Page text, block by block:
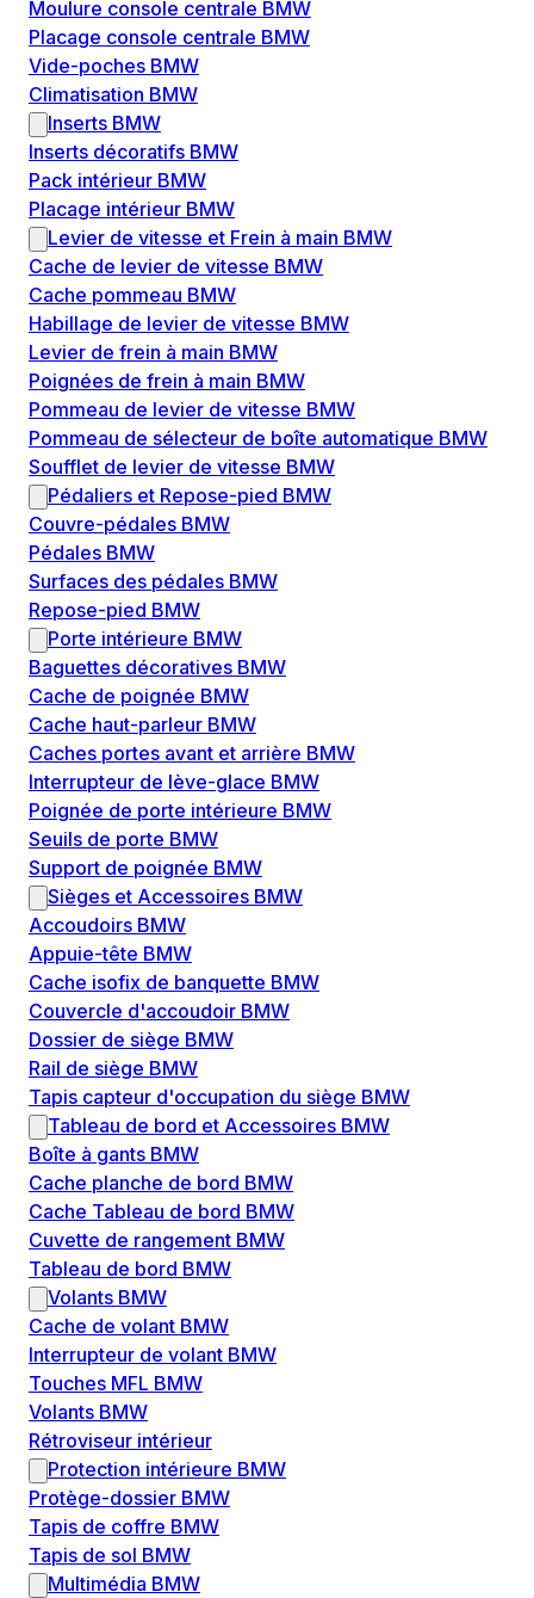
Moulure console centrale BMW
Placage console centrale BMW
Vide-poches BMW
Climatisation BMW
Inserts BMW
Inserts décoratifs BMW
Pack intérieur BMW
Placage intérieur BMW
Levier de vitesse et Frein à main BMW
Cache de levier de vitesse BMW
Cache pommeau BMW
Habillage de levier de vitesse BMW
Levier de frein à main BMW
Poignées de frein à main BMW
Pommeau de levier de vitesse BMW
Pommeau de sélecteur de boîte automatique BMW
Soufflet de levier de vitesse BMW
Pédaliers et Repose-pied BMW
Couvre-pédales BMW
Pédales BMW
Surfaces des pédales BMW
Repose-pied BMW
Porte intérieure BMW
Baguettes décoratives BMW
Cache de poignée BMW
Cache haut-parleur BMW
Caches portes avant et arrière BMW
Interrupteur de lève-glace BMW
Poignée de porte intérieure BMW
Seuils de porte BMW
Support de poignée BMW
Sièges et Accessoires BMW
Accoudoirs BMW
Appuie-tête BMW
Cache isofix de banquette BMW
Couvercle d'accoudoir BMW
Dossier de siège BMW
Rail de siège BMW
Tapis capteur d'occupation du siège BMW
Tableau de bord et Accessoires BMW
Boîte à gants BMW
Cache planche de bord BMW
Cache Tableau de bord BMW
Cuvette de rangement BMW
Tableau de bord BMW
Volants BMW
Cache de volant BMW
Interrupteur de volant BMW
Touches MFL BMW
Volants BMW
Rétroviseur intérieur
Protection intérieure BMW
Protège-dossier BMW
Tapis de coffre BMW
Tapis de sol BMW
Multimédia BMW